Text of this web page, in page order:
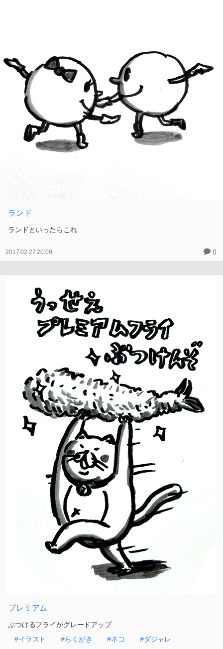
ランド
ランドといったらこれ
2017.02.27 20:09 0
プレミアム
ぶつけるフライがグレードアップ
#イラスト
#らくがき #ネコ #ダジャレ